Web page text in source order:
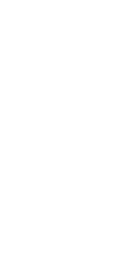
€
la corrección del
¡Spectraproof